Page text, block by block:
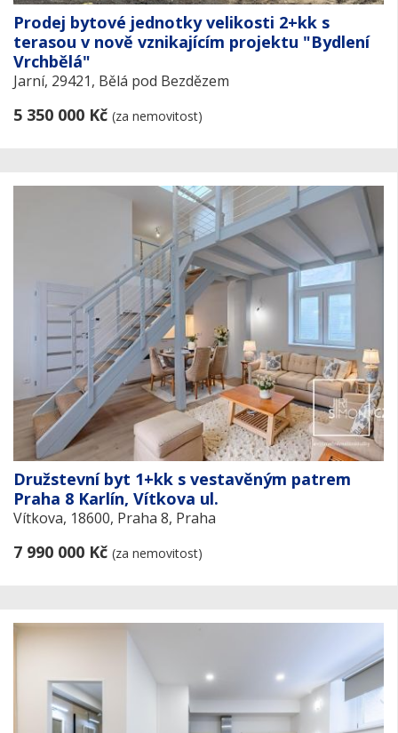
Prodej bytové jednotky velikosti 2+kk s
terasou v nově vznikajícím projektu "Bydlení
Vrchbělá"
Jarní, 29421, Bělá pod Bezdězem
5 350 000 Kč (za nemovitost)
Družstevní byt 1+kk s vestavěným patrem
Praha 8 Karlín, Vítkova ul.
Vítkova, 18600, Praha 8, Praha
7 990 000 Kč (za nemovitost)